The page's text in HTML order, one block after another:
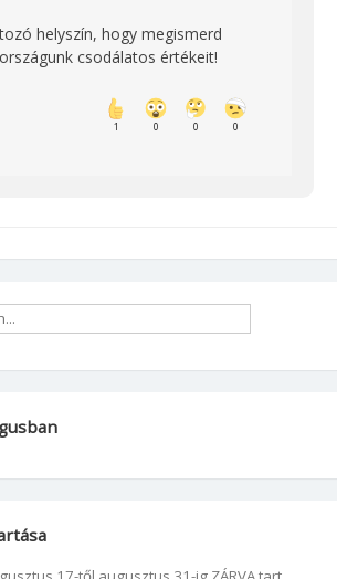
helyszín, hogy megismerd
csodálatos értékeit!
1 0 0 0